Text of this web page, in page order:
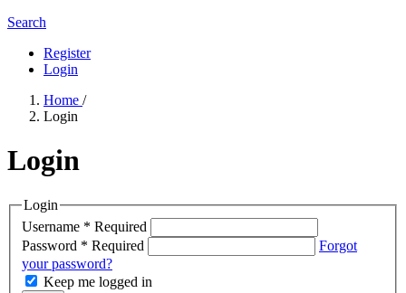
Search
Register
Login
Home /
Login
Login
Login
Username * Required
Password * Required
Forgot
your password?
Keep me logged in